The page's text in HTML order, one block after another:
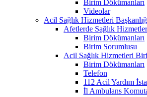
Birim Dökümanları
Videolar
Acil Sağlık Hizmetleri
Afetlerde Sağlık
Birim Dökümanları
Birim Sorumlusu
Acil Sağlık Hizmetleri
Birim Dökümanları
Telefon
112 Acil Yardım
İl Ambulans